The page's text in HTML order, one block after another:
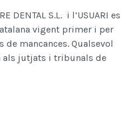
DENTAL S.L. i l’USUARI es
vigent primer i per
de mancances. Qualsevol
als jutjats i tribunals de